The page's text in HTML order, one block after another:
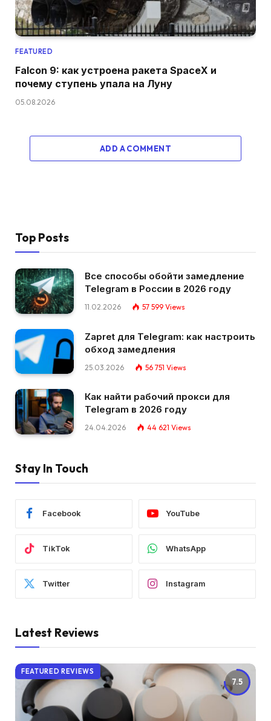
FEATURED
Falcon 9: как устроена ракета SpaceX и
почему ступень упала на Луну
05.08.2026
ADD A COMMENT
Top Posts
Все способы обойти замедление
Telegram в России в 2026 году
11.02.2026 57 599 Views
Zapret для Telegram: как настроить
обход замедления
25.03.2026 56 751 Views
Как найти рабочий прокси для
Telegram в 2026 году
24.04.2026 44 621 Views
Stay In Touch
Facebook YouTube
TikTok WhatsApp
Twitter Instagram
Latest Reviews
7.5
FEATURED REVIEWS